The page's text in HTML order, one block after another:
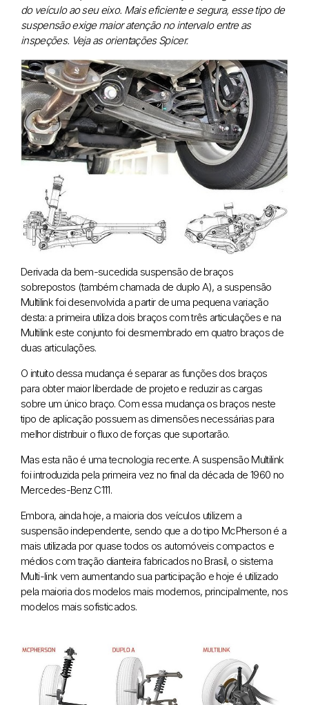
do veículo ao seu eixo. Mais eficiente e segura, esse tipo de
suspensão exige maior atenção no intervalo entre as
inspeções. Veja as orientações Spicer.
Derivada da bem-sucedida suspensão de braços
sobrepostos (também chamada de duplo A), a suspensão
Multilink foi desenvolvida a partir de uma pequena variação
desta: a primeira utiliza dois braços com três articulações e na
Multilink este conjunto foi desmembrado em quatro braços de
duas articulações.
O intuito dessa mudança é separar as funções dos braços
para obter maior liberdade de projeto e reduzir as cargas
sobre um único braço. Com essa mudança os braços neste
tipo de aplicação possuem as dimensões necessárias para
melhor distribuir o fluxo de forças que suportarão.
Mas esta não é uma tecnologia recente. A suspensão Multilink
foi introduzida pela primeira vez no final da década de 1960 no
Mercedes-Benz C111.
Embora, ainda hoje, a maioria dos veículos utilizem a
suspensão independente, sendo que a do tipo McPherson é a
mais utilizada por quase todos os automóveis compactos e
médios com tração dianteira fabricados no Brasil, o sistema
Multi-link vem aumentando sua participação e hoje é utilizado
pela maioria dos modelos mais modernos, principalmente, nos
modelos mais sofisticados.